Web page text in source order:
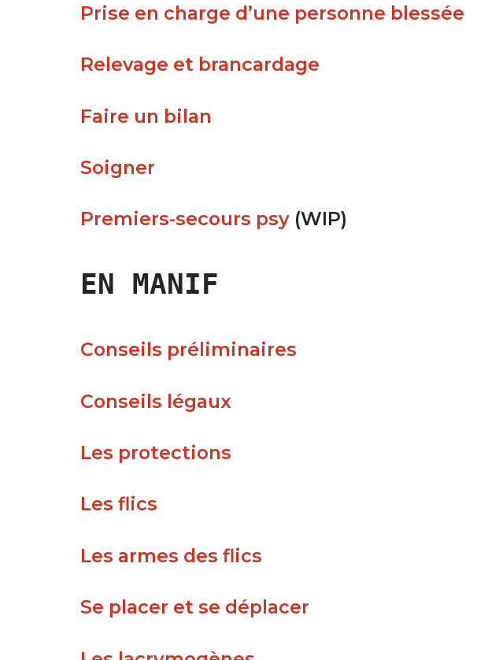
Prise en charge d’une personne blessée
Relevage et brancardage
Faire un bilan
Soigner
Premiers-secours psy (WIP)
EN MANIF
Conseils préliminaires
Conseils légaux
Les protections
Les flics
Les armes des flics
Se placer et se déplacer